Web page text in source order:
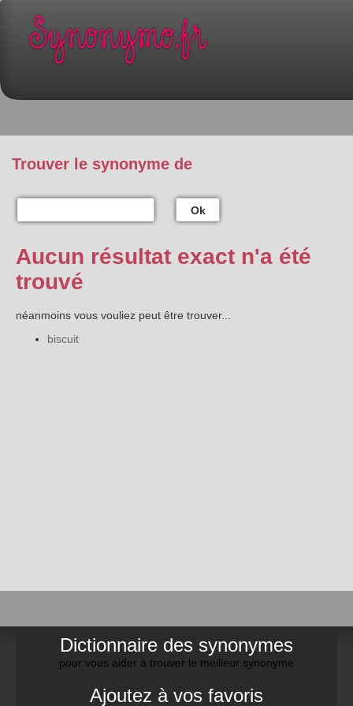
Trouver le synonyme de
Ok
Aucun résultat exact n'a été
trouvé
néanmoins vous vouliez peut être trouver...
biscuit
Dictionnaire des synonymes
pour vous aider à trouver le meilleur synonyme
Ajoutez à vos favoris